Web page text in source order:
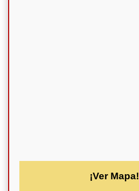
¡Ver Mapa!